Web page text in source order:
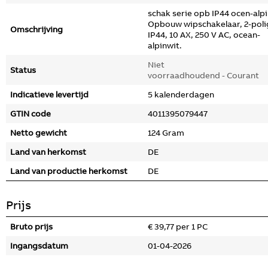
Omschrijving
schak serie opb IP44 ocen-
Opbouw wipschakelaar, 2-
IP44, 10 AX, 250 V AC, ocean-
alpinwit.
Status
Niet
voorraadhoudend - Courant
Indicatieve levertijd
5 kalenderdagen
GTIN code
4011395079447
Netto gewicht
124 Gram
Land van herkomst
DE
Land van productie herkomst
DE
Prijs
Bruto prijs
€ 39,77 per 1 PC
Ingangsdatum
01-04-2026